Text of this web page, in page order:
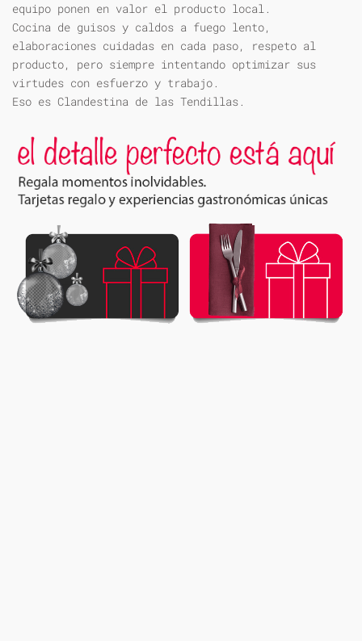
equipo ponen en valor el producto local.
Cocina de guisos y caldos a fuego lento,
elaboraciones cuidadas en cada paso, respeto al
producto, pero siempre intentando optimizar sus
virtudes con esfuerzo y trabajo.
Eso es Clandestina de las Tendillas.